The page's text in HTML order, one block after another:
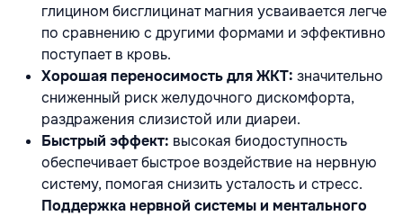
глицином бисглицинат магния усваивается легче
по сравнению с другими формами и эффективно
поступает в кровь.
Хорошая переносимость для ЖКТ: значительно
сниженный риск желудочного дискомфорта,
раздражения слизистой или диареи.
Быстрый эффект: высокая биодоступность
обеспечивает быстрое воздействие на нервную
систему, помогая снизить усталость и стресс.
Поддержка нервной системы и ментального